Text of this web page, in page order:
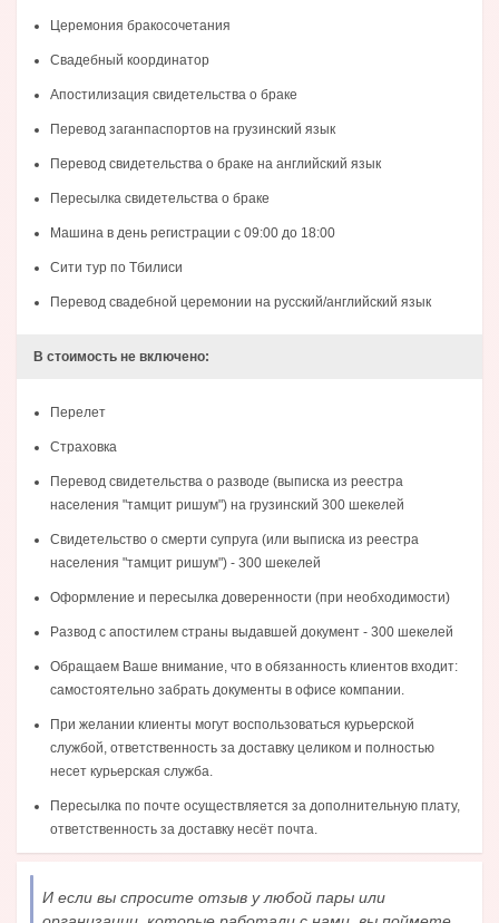
Церемония бракосочетания
Свадебный координатор
Апостилизация свидетельства о браке
Перевод заганпаспортов на грузинский язык
Перевод свидетельства о браке на английский язык
Пересылка свидетельства о браке
Машина в день регистрации с 09:00 до 18:00
Сити тур по Тбилиси
Перевод свадебной церемонии на русский/английский язык
В стоимость не включено:
Перелет
Страховка
Перевод свидетельства о разводе (выписка из реестра
населения "тамцит ришум") на грузинский 300 шекелей
Свидетельство о смерти супруга (или выписка из реестра
населения "тамцит ришум") - 300 шекелей
Оформление и пересылка доверенности (при необходимости)
Развод с апостилем страны выдавшей документ - 300 шекелей
Обращаем Ваше внимание, что в обязанность клиентов входит:
самостоятельно забрать документы в офисе компании.
При желании клиенты могут воспользоваться курьерской
службой, ответственность за доставку целиком и полностью
несет курьерская служба.
Пересылка по почте осуществляется за дополнительную плату,
ответственность за доставку несёт почта.
И если вы спросите отзыв у любой пары или